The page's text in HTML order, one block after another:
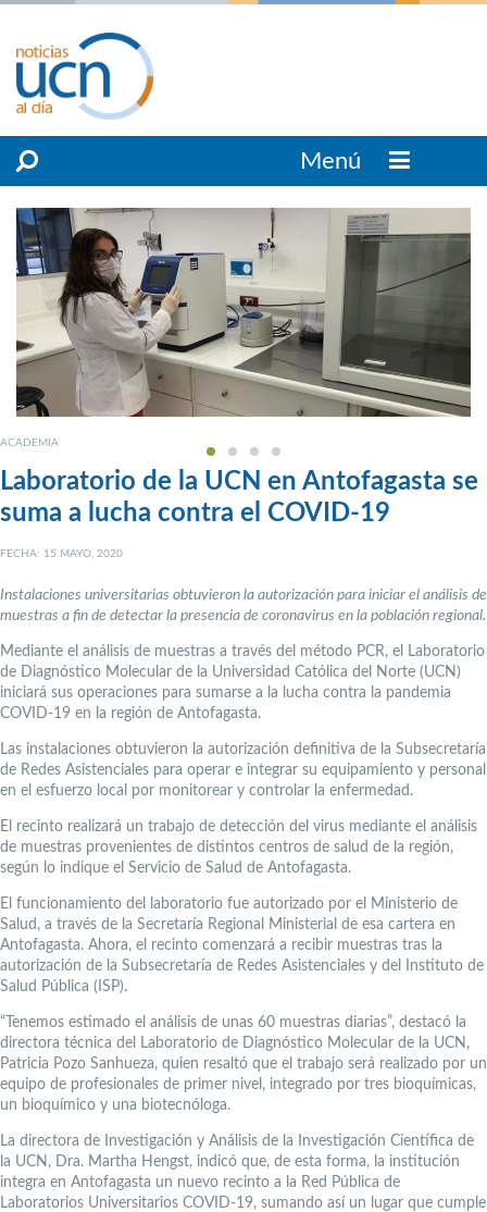
Menú
ACADEMIA
Laboratorio de la UCN en Antofagasta se
suma a lucha contra el COVID-19
FECHA: 15 MAYO, 2020
Instalaciones universitarias obtuvieron la autorización para iniciar el análisis de
muestras a fin de detectar la presencia de coronavirus en la población regional.
Mediante el análisis de muestras a través del método PCR, el Laboratorio
de Diagnóstico Molecular de la Universidad Católica del Norte (UCN)
iniciará sus operaciones para sumarse a la lucha contra la pandemia
COVID-19 en la región de Antofagasta.
Las instalaciones obtuvieron la autorización definitiva de la Subsecretaría
de Redes Asistenciales para operar e integrar su equipamiento y personal
en el esfuerzo local por monitorear y controlar la enfermedad.
El recinto realizará un trabajo de detección del virus mediante el análisis
de muestras provenientes de distintos centros de salud de la región,
según lo indique el Servicio de Salud de Antofagasta.
El funcionamiento del laboratorio fue autorizado por el Ministerio de
Salud, a través de la Secretaría Regional Ministerial de esa cartera en
Antofagasta. Ahora, el recinto comenzará a recibir muestras tras la
autorización de la Subsecretaría de Redes Asistenciales y del Instituto de
Salud Pública (ISP).
“Tenemos estimado el análisis de unas 60 muestras diarias”, destacó la
directora técnica del Laboratorio de Diagnóstico Molecular de la UCN,
Patricia Pozo Sanhueza, quien resaltó que el trabajo será realizado por un
equipo de profesionales de primer nivel, integrado por tres bioquímicas,
un bioquímico y una biotecnóloga.
La directora de Investigación y Análisis de la Investigación Científica de
la UCN, Dra. Martha Hengst, indicó que, de esta forma, la institución
integra en Antofagasta un nuevo recinto a la Red Pública de
Laboratorios Universitarios COVID-19, sumando así un lugar que cumple